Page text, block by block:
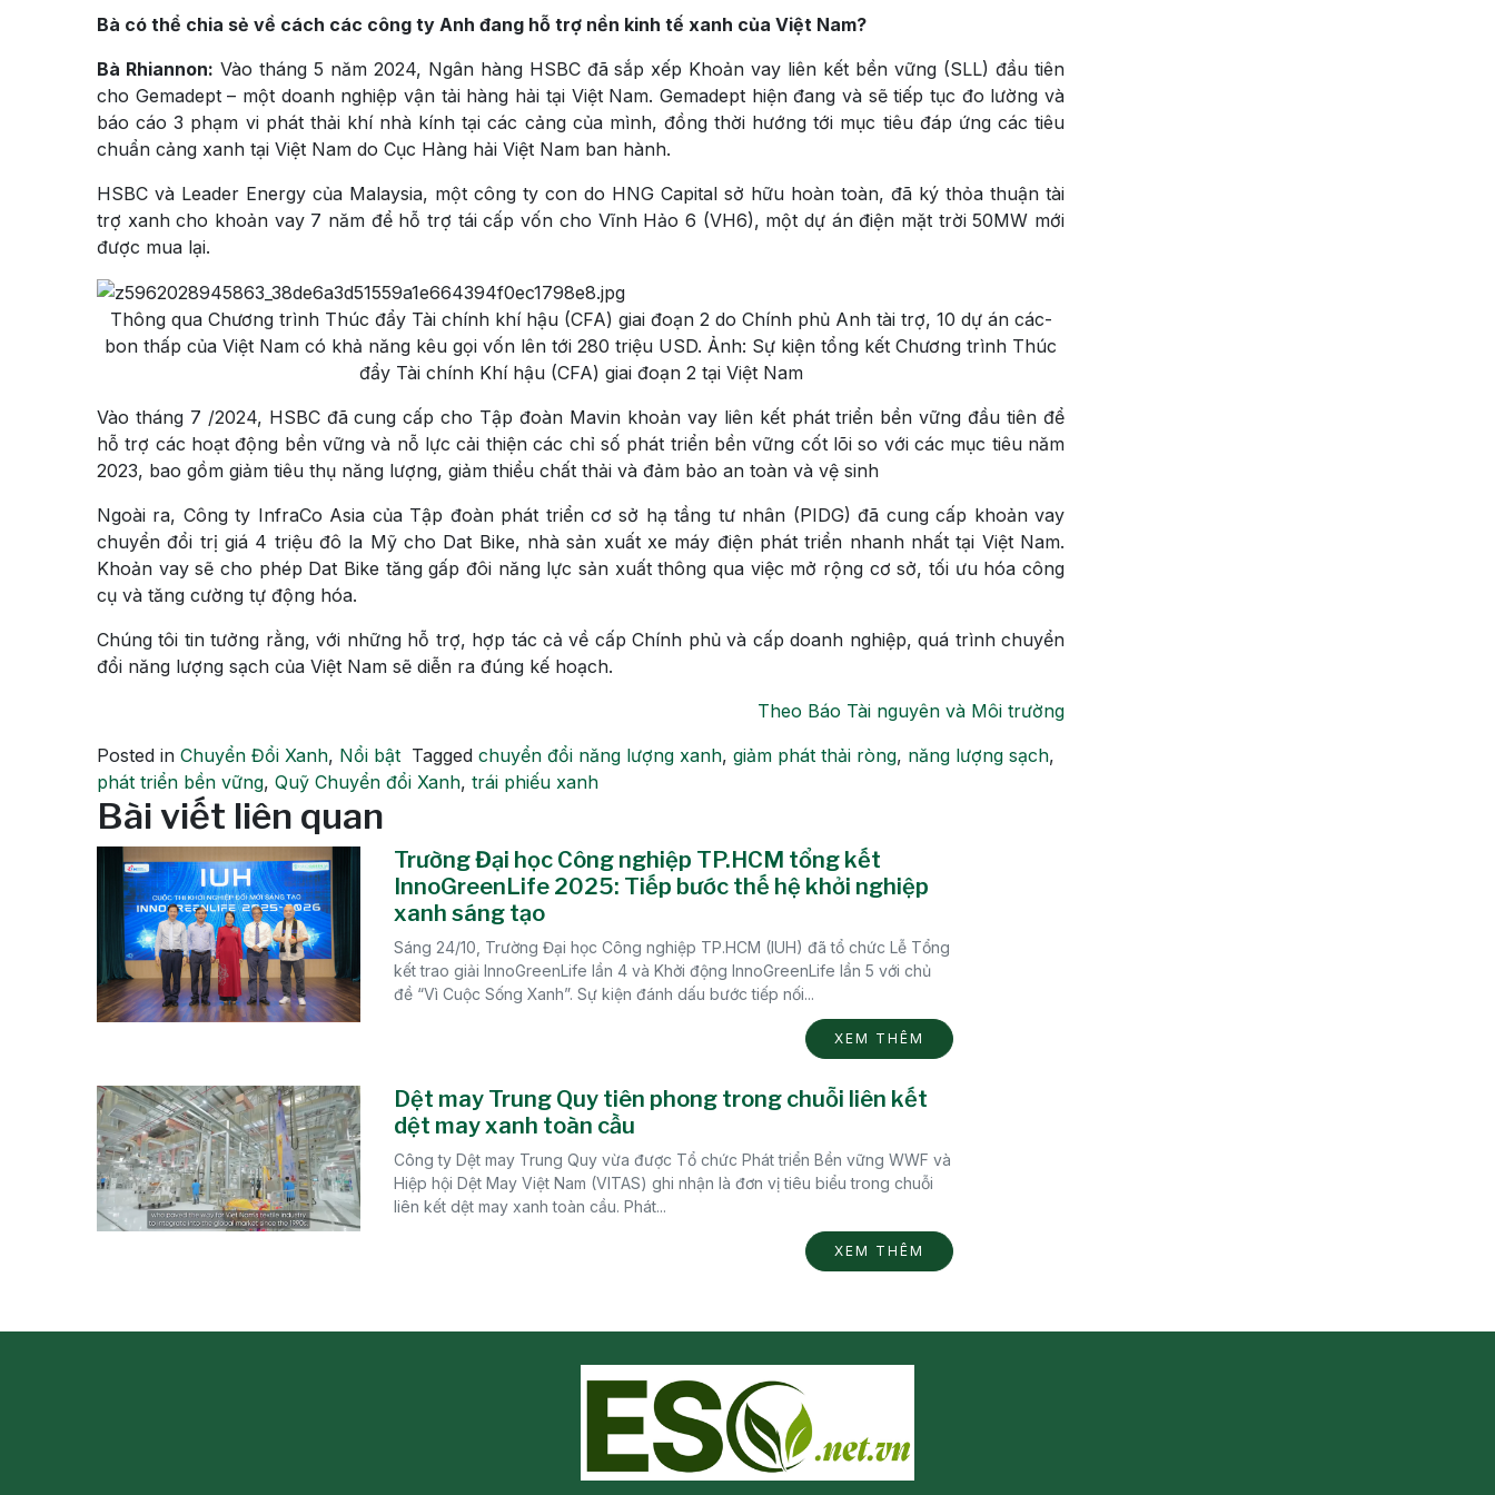
Bà có thể chia sẻ về cách các công ty Anh đang hỗ trợ nền kinh tế xanh của Việt Nam?
Bà Rhiannon: Vào tháng 5 năm 2024, Ngân hàng HSBC đã sắp xếp Khoản vay liên kết bền vững (SLL) đầu tiên
cho Gemadept – một doanh nghiệp vận tải hàng hải tại Việt Nam. Gemadept hiện đang và sẽ tiếp tục đo lường và
báo cáo 3 phạm vi phát thải khí nhà kính tại các cảng của mình, đồng thời hướng tới mục tiêu đáp ứng các tiêu
chuẩn cảng xanh tại Việt Nam do Cục Hàng hải Việt Nam ban hành.
HSBC và Leader Energy của Malaysia, một công ty con do HNG Capital sở hữu hoàn toàn, đã ký thỏa thuận tài
trợ xanh cho khoản vay 7 năm để hỗ trợ tái cấp vốn cho Vĩnh Hảo 6 (VH6), một dự án điện mặt trời 50MW mới
được mua lại.
Thông qua Chương trình Thúc đẩy Tài chính khí hậu (CFA) giai đoạn 2 do Chính phủ Anh tài trợ, 10 dự án các-
bon thấp của Việt Nam có khả năng kêu gọi vốn lên tới 280 triệu USD. Ảnh: Sự kiện tổng kết Chương trình Thúc
đẩy Tài chính Khí hậu (CFA) giai đoạn 2 tại Việt Nam
Vào tháng 7 /2024, HSBC đã cung cấp cho Tập đoàn Mavin khoản vay liên kết phát triển bền vững đầu tiên để
hỗ trợ các hoạt động bền vững và nỗ lực cải thiện các chỉ số phát triển bền vững cốt lõi so với các mục tiêu năm
2023, bao gồm giảm tiêu thụ năng lượng, giảm thiểu chất thải và đảm bảo an toàn và vệ sinh
Ngoài ra, Công ty InfraCo Asia của Tập đoàn phát triển cơ sở hạ tầng tư nhân (PIDG) đã cung cấp khoản vay
chuyển đổi trị giá 4 triệu đô la Mỹ cho Dat Bike, nhà sản xuất xe máy điện phát triển nhanh nhất tại Việt Nam.
Khoản vay sẽ cho phép Dat Bike tăng gấp đôi năng lực sản xuất thông qua việc mở rộng cơ sở, tối ưu hóa công
cụ và tăng cường tự động hóa.
Chúng tôi tin tưởng rằng, với những hỗ trợ, hợp tác cả về cấp Chính phủ và cấp doanh nghiệp, quá trình chuyển
đổi năng lượng sạch của Việt Nam sẽ diễn ra đúng kế hoạch.
Theo Báo Tài nguyên và Môi trường
Posted in Chuyển Đổi Xanh, Nổi bật Tagged chuyển đổi năng lượng xanh, giảm phát thải ròng, năng lượng sạch,
phát triển bền vững, Quỹ Chuyển đổi Xanh, trái phiếu xanh
Bài viết liên quan
Trường Đại học Công nghiệp TP.HCM tổng kết
InnoGreenLife 2025: Tiếp bước thế hệ khởi nghiệp
xanh sáng tạo
Sáng 24/10, Trường Đại học Công nghiệp TP.HCM (IUH) đã tổ chức Lễ Tổng
kết trao giải InnoGreenLife lần 4 và Khởi động InnoGreenLife lần 5 với chủ
đề “Vì Cuộc Sống Xanh”. Sự kiện đánh dấu bước tiếp nối...
XEM THÊM
Dệt may Trung Quy tiên phong trong chuỗi liên kết
dệt may xanh toàn cầu
Công ty Dệt may Trung Quy vừa được Tổ chức Phát triển Bền vững WWF và
Hiệp hội Dệt May Việt Nam (VITAS) ghi nhận là đơn vị tiêu biểu trong chuỗi
liên kết dệt may xanh toàn cầu. Phát...
XEM THÊM